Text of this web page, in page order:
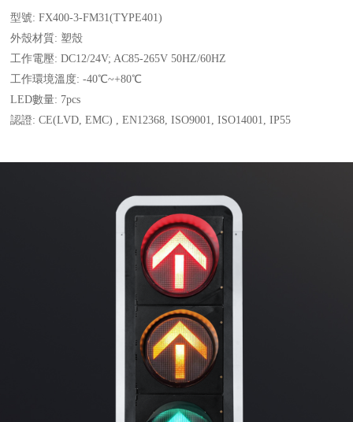
型號: FX400-3-FM31(TYPE401)
外殼材質: 塑殼
工作電壓: DC12/24V; AC85-265V 50HZ/60HZ
工作環境溫度: -40℃~+80℃
LED數量: 7pcs
認證: CE(LVD, EMC) , EN12368, ISO9001, ISO14001, IP55